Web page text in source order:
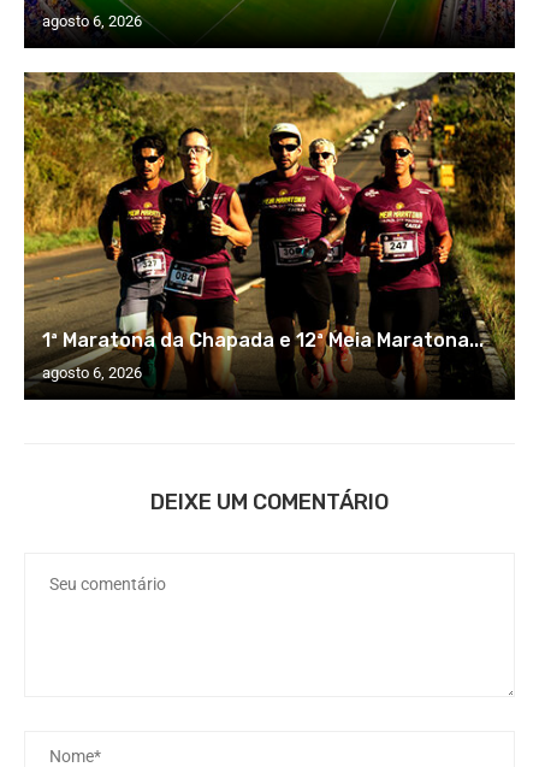
agosto 6, 2026
1ª Maratona da Chapada e 12ª Meia Maratona...
agosto 6, 2026
DEIXE UM COMENTÁRIO